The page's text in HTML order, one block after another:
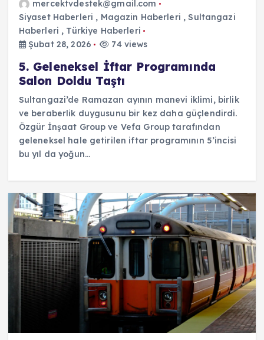
mercektvdestek@gmail.com
Siyaset Haberleri , Magazin Haberleri ,Sultangazi
Haberleri , Türkiye Haberleri
Şubat 28, 2026
74 views
5. Geleneksel İftar Programında
Salon Doldu Taştı
Sultangazi’de Ramazan ayının manevi iklimi, birlik
ve beraberlik duygusunu bir kez daha güçlendirdi.
Özgür İnşaat Group ve Vefa Group tarafından
geleneksel hale getirilen iftar programının 5’incisi
bu yıl da yoğun…